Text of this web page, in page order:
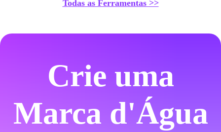
Todas as Ferramentas >>
Crie uma
Marca d'Água